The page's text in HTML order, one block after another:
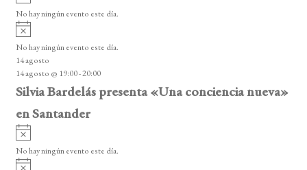
o
v
i
o
No hay ningún evento este día.
A
v
i
s
o
No hay ningún evento este día.
14 agosto
14 agosto @ 19:00-20:00
Silvia Bardelás presenta «Una conciencia nueva»
en Santander
A
v
i
No hay ningún evento este día.
A